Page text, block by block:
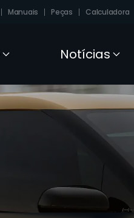
Manuais Peças Calculadora
Notícias